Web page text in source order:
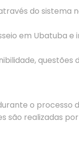
do sistema
em Ubatuba e
questões
o processo
são realizadas